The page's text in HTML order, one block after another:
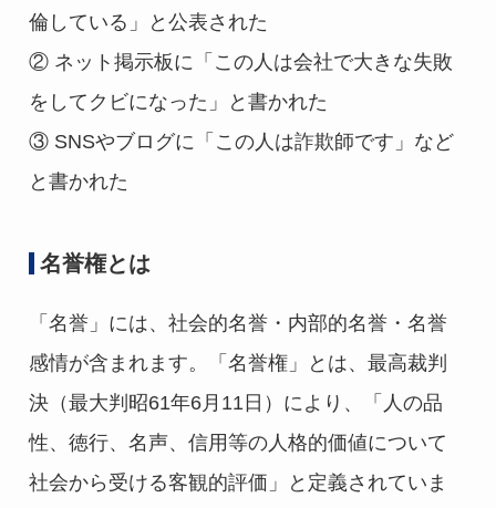
倫している」と公表された
② ネット掲示板に「この人は会社で大きな失敗
をしてクビになった」と書かれた
③ SNSやブログに「この人は詐欺師です」など
と書かれた
名誉権とは
「名誉」には、社会的名誉・内部的名誉・名誉
感情が含まれます。「名誉権」とは、最高裁判
決（最大判昭61年6月11日）により、「人の品
性、徳行、名声、信用等の人格的価値について
社会から受ける客観的評価」と定義されていま